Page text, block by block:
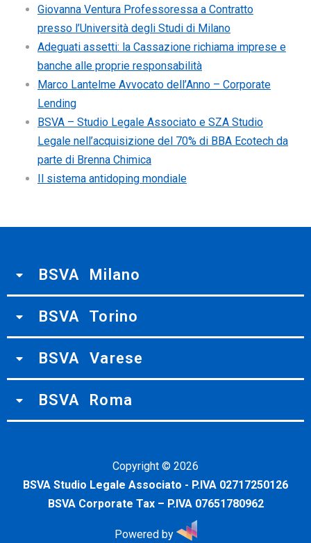
Giovanna Ventura Professoressa a Contratto
presso l’Università degli Studi di Milano
Adeguati assetti: la Cassazione richiama imprese e
banche alle proprie responsabilità
Marco Lantelme Avvocato dell’Anno – Corporate
Lending
BSVA – Studio Legale Associato e SZA Studio
Legale nell’acquisizione del 70% di BBA Ecotech da
parte di Brenna Chimica
Il sistema antidoping mondiale
BSVA Milano
BSVA Torino
BSVA Varese
BSVA Roma
Copyright © 2026
BSVA Studio Legale Associato - P.IVA 02717250126
BSVA Corporate Tax – P.IVA 07651780962
Powered by